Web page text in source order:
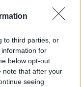
to third parties, or
for
below opt-out
note that after your
seeing
son ancien